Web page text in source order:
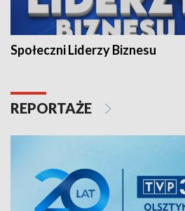
Społeczni Liderzy Biznesu
REPORTAŻE